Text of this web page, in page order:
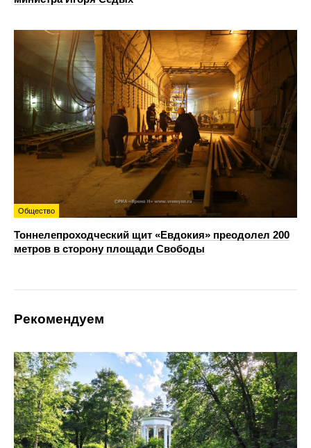
Общество
Тоннелепроходческий щит «Евдокия» преодолел 200
метров в сторону площади Свободы
Рекомендуем